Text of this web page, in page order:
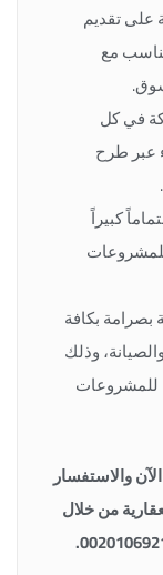
تقديم
مع
في كل
عبر طرح
كبيراً
بصرامة بكافة
وذلك
للمشروعات
والاستفسار
من خلال